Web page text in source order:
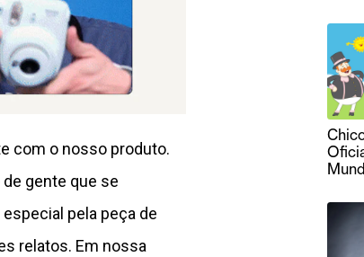
com o nosso produto.
gente que se
pela peça de
relatos. Em nossa